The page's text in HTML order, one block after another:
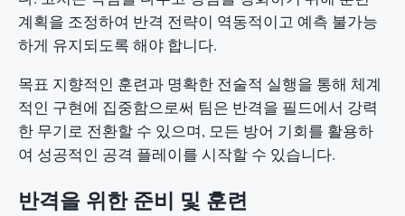
계획을 조정하여 반격 전략이 역동적이고 예측 불가능
하게 유지되도록 해야 합니다.
목표 지향적인 훈련과 명확한 전술적 실행을 통해 체계
적인 구현에 집중함으로써 팀은 반격을 필드에서 강력
한 무기로 전환할 수 있으며, 모든 방어 기회를 활용하
여 성공적인 공격 플레이를 시작할 수 있습니다.
반격을 위한 준비 및 훈련